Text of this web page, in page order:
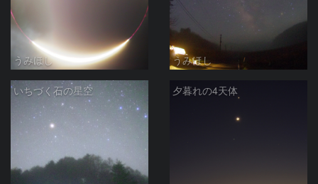
うみほし うみほし
いちづく石の星空 夕暮れの4天体